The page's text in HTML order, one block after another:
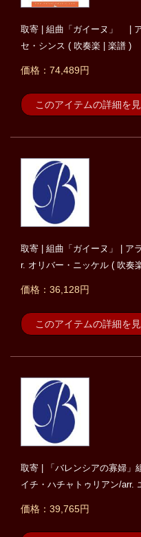
取寄 | 組曲「ガイーヌ」 |
セ・シンス ( 吹奏楽 | 楽譜 )
価格：74,489円
このアイテムの詳細を
取寄 | 組曲「ガイーヌ」 | ア
r. オリバー・ニッケル ( 吹奏
価格：36,128円
このアイテムの詳細を
取寄 | 「バレンシアの寡婦」
イチ・ハチャトゥリアン/arr.
価格：39,765円